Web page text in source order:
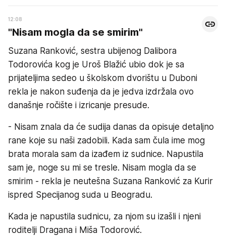
12:08
"Nisam mogla da se smirim"
Suzana Ranković, sestra ubijenog Dalibora
Todorovića kog je Uroš Blažić ubio dok je sa
prijateljima sedeo u školskom dvorištu u Duboni
rekla je nakon suđenja da je jedva izdržala ovo
današnje ročište i izricanje presude.
- Nisam znala da će sudija danas da opisuje detaljno
rane koje su naši zadobili. Kada sam čula ime mog
brata morala sam da izađem iz sudnice. Napustila
sam je, noge su mi se tresle. Nisam mogla da se
smirim - rekla je neutešna Suzana Ranković za Kurir
ispred Specijanog suda u Beogradu.
Kada je napustila sudnicu, za njom su izašli i njeni
roditelji Dragana i Miša Todorović.